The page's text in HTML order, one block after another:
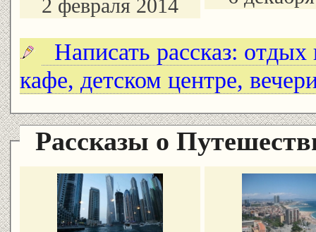
2 февраля 2014
Написать рассказ:
кафе, детском центре,
Рассказы о